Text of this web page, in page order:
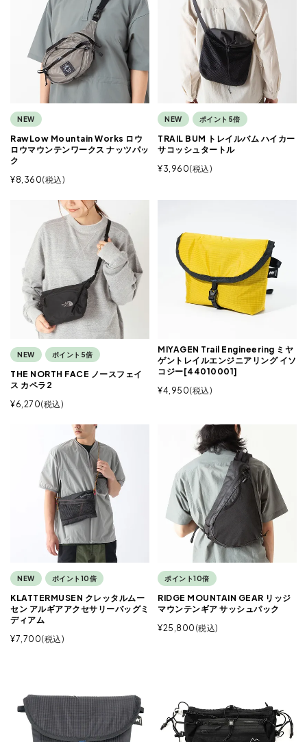
NEW
RawLow Mountain Works ロウ
ロウマウンテンワークス ナッツパッ
ク
¥8,360 税込
NEW ポイント5倍
TRAIL BUM トレイルバム ハイカー
サコッシュタートル
¥3,960 税込
NEW ポイント5倍
THE NORTH FACE ノースフェイ
ス カペラ2
¥6,270 税込
MIYAGEN Trail Engineering ミヤ
ゲントレイルエンジニアリング イソ
コジー[44010001]
¥4,950 税込
NEW ポイント10倍
KLATTERMUSEN クレッタルムー
セン アルギアアクセサリーバッグミ
ディアム
¥7,700 税込
ポイント10倍
RIDGE MOUNTAIN GEAR リッジ
マウンテンギア サッシュパック
¥25,800 税込